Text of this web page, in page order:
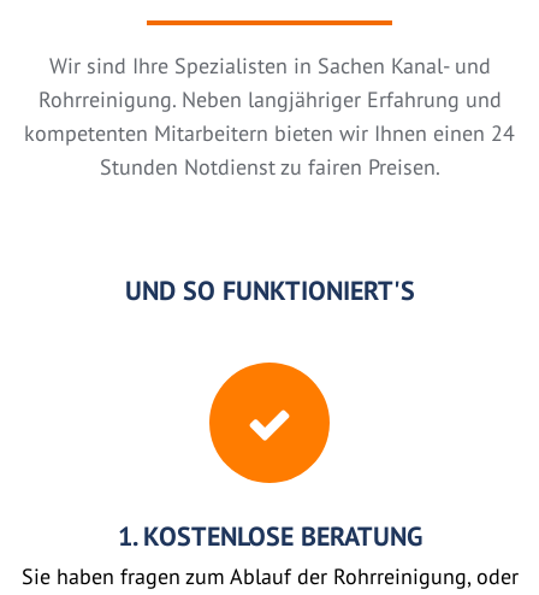
Wir sind Ihre Spezialisten in Sachen Kanal- und
Rohrreinigung. Neben langjähriger Erfahrung und
kompetenten Mitarbeitern bieten wir Ihnen einen 24
Stunden Notdienst zu fairen Preisen.
UND SO FUNKTIONIERT'S
1. KOSTENLOSE BERATUNG
Sie haben fragen zum Ablauf der Rohrreinigung, oder